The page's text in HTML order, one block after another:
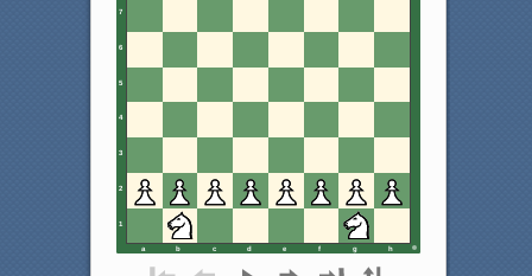
7
6
5
4
3
2
1
a b c d e f g h